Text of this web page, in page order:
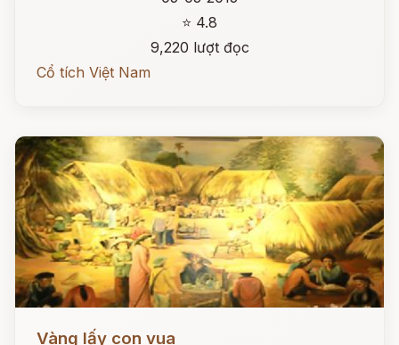
⭐ 4.8
9,220 lượt đọc
Cổ tích Việt Nam
Vàng lấy con vua